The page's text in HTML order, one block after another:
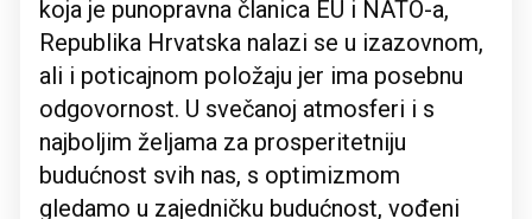
koja je punopravna članica EU i NATO-a,
Republika Hrvatska nalazi se u izazovnom,
ali i poticajnom položaju jer ima posebnu
odgovornost. U svečanoj atmosferi i s
najboljim željama za prosperitetniju
budućnost svih nas, s optimizmom
gledamo u zajedničku budućnost, vođeni